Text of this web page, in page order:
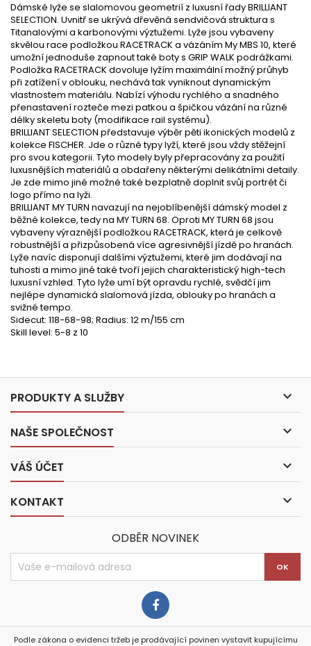
Dámské lyže se slalomovou geometrií z luxusní řady BRILLIANT
SELECTION. Uvnitř se ukrývá dřevěná sendvičová struktura s
Titanalovými a karbonovými výztužemi. Lyže jsou vybaveny
skvělou race podložkou RACETRACK a vázáním My MBS 10, které
umožní jednoduše zapnout také boty s GRIP WALK podrážkami.
Podložka RACETRACK dovoluje lyžím maximální možný průhyb
při zatížení v oblouku, nechává tak vyniknout dynamickým
vlastnostem materiálu. Nabízí výhodu rychlého a snadného
přenastavení rozteče mezi patkou a špičkou vázání na různé
délky skeletu boty (modifikace rail systému).
BRILLIANT SELECTION představuje výběr pěti ikonických modelů z
kolekce FISCHER. Jde o různé typy lyží, které jsou vždy stěžejní
pro svou kategorii. Tyto modely byly přepracovány za použití
luxusnějších materiálů a obdařeny některými delikátními detaily.
Je zde mimo jiné možné také bezplatně doplnit svůj portrét či
logo přímo na lyži.
BRILLIANT MY TURN navazují na nejoblíbenější dámský model z
běžné kolekce, tedy na MY TURN 68. Oproti MY TURN 68 jsou
vybaveny výraznější podložkou RACETRACK, která je celkově
robustnější a přizpůsobená více agresivnější jízdě po hranách.
Lyže navíc disponují dalšími výztužemi, které jim dodávají na
tuhosti a mimo jiné také tvoří jejich charakteristický high-tech
luxusní vzhled. Tyto lyže umí být opravdu rychlé, svědčí jim
nejlépe dynamická slalomová jízda, oblouky po hranách a
svižné tempo.
Sidecut: 118-68-98; Radius: 12 m/155 cm
Skill level: 5-8 z 10
PRODUKTY A SLUŽBY 
NAŠE SPOLEČNOST 
VÁŠ ÚČET 
KONTAKT 
ODBĚR NOVINEK
Podle zákona o evidenci tržeb je prodávající povinen vystavit kupujícímu